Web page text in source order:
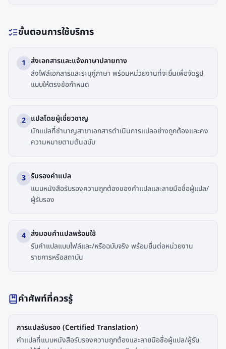
ขั้นตอนการใช้บริการ
1 ส่งเอกสารและแจ้งภาษาปลายทาง
ส่งไฟล์เอกสารและระบุคู่ภาษา พร้อมหน่วยงานที่จะยื่นเพื่อจัดรูป
แบบให้ตรงข้อกำหนด
2 แปลโดยผู้เชี่ยวชาญ
นักแปลที่ชำนาญสาขาเอกสารดำเนินการแปลอย่างถูกต้องและคง
ความหมายตามต้นฉบับ
3 รับรองคำแปล
แนบหนังสือรับรองความถูกต้องของคำแปลและลายมือชื่อผู้แปล/
ผู้รับรอง
4 ส่งมอบคำแปลพร้อมใช้
รับคำแปลแบบไฟล์และ/หรือฉบับจริง พร้อมยื่นต่อหน่วยงาน
ราชการหรือสถาบัน
คำศัพท์ที่ควรรู้
การแปลรับรอง (Certified Translation)
คำแปลที่แนบหนังสือรับรองความถูกต้องและลายมือชื่อผู้แปล/ผู้รับ